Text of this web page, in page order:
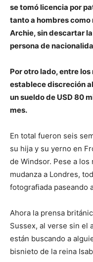
se tomó licencia por
tanto a hombres
Archie, sin descartar
persona de
Por otro lado, entre
establece discreción
un sueldo de USD 80
mes.
En total fueron seis
su hija y su yerno en
de Windsor. Pese a
mudanza a Londres,
fotografiada paseando
Ahora la prensa
Sussex, al verse sin el
están buscando a
bisnieto de la reina